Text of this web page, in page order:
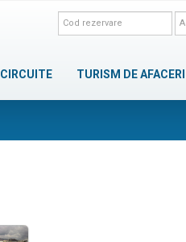
CIRCUITE TURISM DE AFACERI